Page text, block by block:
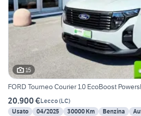
15
FORD Tourneo Courier 1.0 EcoBoost
20.900 €Lecco(LC)
Usato
04/2025 30000 Km Benzina